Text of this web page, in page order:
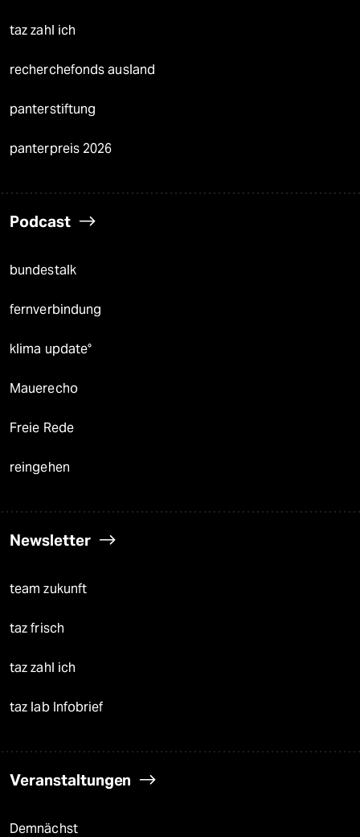
taz zahl ich
recherchefonds ausland
panterstiftung
panterpreis 2026
Podcast
bundestalk
fernverbindung
klima update°
Mauerecho
Freie Rede
reingehen
Newsletter
team zukunft
taz frisch
taz zahl ich
taz lab Infobrief
Veranstaltungen
Demnächst